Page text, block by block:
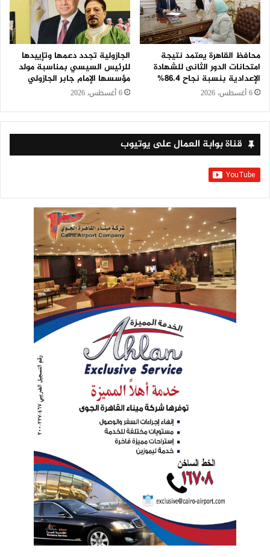
محافظ القاهرة يعتمد نتيجة
امتحانات الدور الثانى للشهادة
الإعدادية بنسبة نجاح 86.4%
6 أغسطس، 2026
الجازولية تجدد دعمها وتإييدها
للرئيس السيسي بمناسبة مولد
مؤسسها الإمام جابر الجازولي
6 أغسطس، 2026
قناة بوابة العمال على يوتيوب